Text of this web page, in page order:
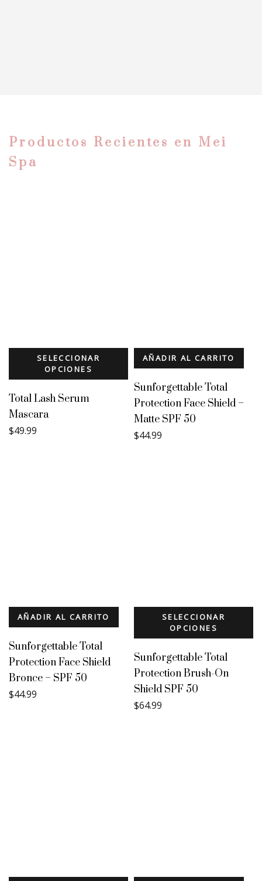
Productos Recientes en Mei
Spa
SELECCIONAR
OPCIONES
Total Lash Serum
Mascara
$49.99
AÑADIR AL CARRITO
Sunforgettable Total
Protection Face Shield –
Matte SPF 50
$44.99
AÑADIR AL CARRITO
Sunforgettable Total
Protection Face Shield
Bronce – SPF 50
$44.99
SELECCIONAR
OPCIONES
Sunforgettable Total
Protection Brush-On
Shield SPF 50
$64.99